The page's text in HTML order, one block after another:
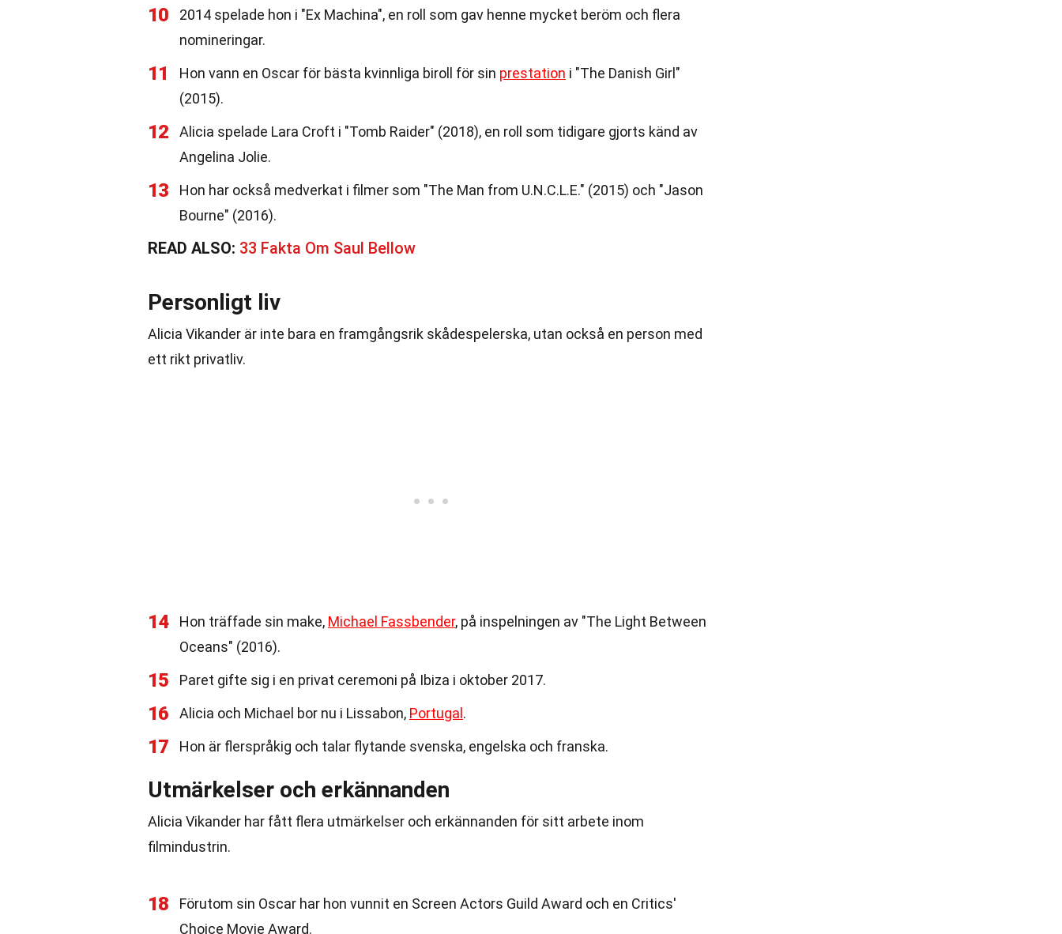
10
2014 spelade hon i "Ex Machina", en roll som gav henne mycket beröm och flera
nomineringar.
11 Hon vann en Oscar för bästa kvinnliga biroll för sin prestation i "The Danish Girl"
(2015).
12
Alicia spelade Lara Croft i "Tomb Raider" (2018), en roll som tidigare gjorts känd av
Angelina Jolie.
13
Hon har också medverkat i filmer som "The Man from U.N.C.L.E." (2015) och "Jason
Bourne" (2016).
READ ALSO: 33 Fakta Om Saul Bellow
Personligt liv
Alicia Vikander är inte bara en framgångsrik skådespelerska, utan också en person med
ett rikt privatliv.
14 Hon träffade sin make, Michael Fassbender, på inspelningen av "The Light Between
Oceans" (2016).
15 Paret gifte sig i en privat ceremoni på Ibiza i oktober 2017.
16 Alicia och Michael bor nu i Lissabon, Portugal .
17 Hon är flerspråkig och talar flytande svenska, engelska och franska.
Utmärkelser och erkännanden
Alicia Vikander har fått flera utmärkelser och erkännanden för sitt arbete inom
filmindustrin.
18
Förutom sin Oscar har hon vunnit en Screen Actors Guild Award och en Critics'
Choice Movie Award.